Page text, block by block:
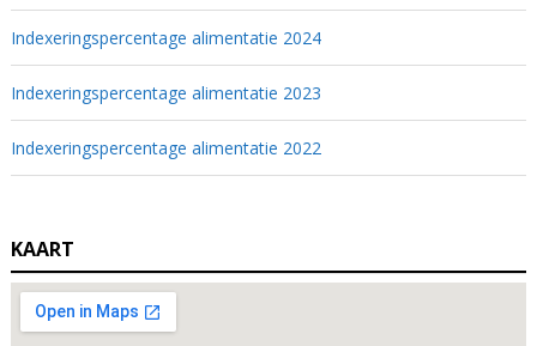
Indexeringspercentage alimentatie 2024
Indexeringspercentage alimentatie 2023
Indexeringspercentage alimentatie 2022
KAART